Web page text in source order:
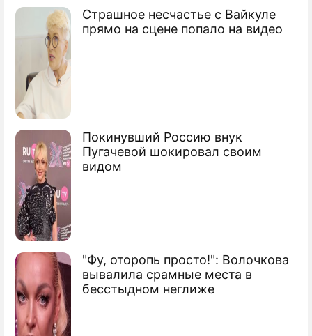
Страшное несчастье с Вайкуле
прямо на сцене попало на видео
Покинувший Россию внук
Пугачевой шокировал своим
видом
"Фу, оторопь просто!": Волочкова
вывалила срамные места в
бесстыдном неглиже
Шведский танк обзавелся турбиной